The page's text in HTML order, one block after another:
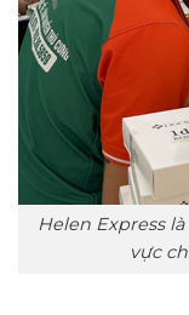
Helen Express
vực